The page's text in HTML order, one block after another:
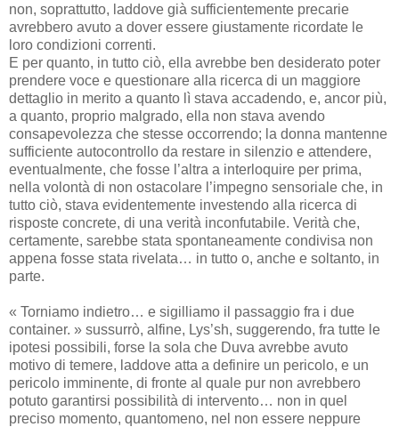
non, soprattutto, laddove già sufficientemente precarie
avrebbero avuto a dover essere giustamente ricordate le
loro condizioni correnti.
E per quanto, in tutto ciò, ella avrebbe ben desiderato poter
prendere voce e questionare alla ricerca di un maggiore
dettaglio in merito a quanto lì stava accadendo, e, ancor più,
a quanto, proprio malgrado, ella non stava avendo
consapevolezza che stesse occorrendo; la donna mantenne
sufficiente autocontrollo da restare in silenzio e attendere,
eventualmente, che fosse l’altra a interloquire per prima,
nella volontà di non ostacolare l’impegno sensoriale che, in
tutto ciò, stava evidentemente investendo alla ricerca di
risposte concrete, di una verità inconfutabile. Verità che,
certamente, sarebbe stata spontaneamente condivisa non
appena fosse stata rivelata… in tutto o, anche e soltanto, in
parte.
« Torniamo indietro… e sigilliamo il passaggio fra i due
container. » sussurrò, alfine, Lys’sh, suggerendo, fra tutte le
ipotesi possibili, forse la sola che Duva avrebbe avuto
motivo di temere, laddove atta a definire un pericolo, e un
pericolo imminente, di fronte al quale pur non avrebbero
potuto garantirsi possibilità di intervento… non in quel
preciso momento, quantomeno, nel non essere neppure